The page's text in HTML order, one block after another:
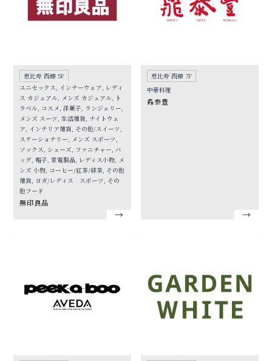
恵比寿 西館 5F
ユニセックス, インナーウェア, レディ
ス カジュアル, メンズ カジュアル, ト
ラベル, コスメ, 洋菓子, ランジェリー,
メンズ スーツ, 生活雑貨, ナイトウェ
ア, インテリア雑貨, その他/スイーツ,
ステーショナリー, メンズ スポーツ,
ソックス, シューズ, ファニチャー, バ
ッグ, 帽子, 家電製品, レディス小物, メ
ンズ 小物, コーヒー/紅茶/緑茶, その他
雑貨, ヨガ/レディス スポーツ, その
他フード
無印良品
恵比寿 西館 7F
中華料理
鼎泰豊